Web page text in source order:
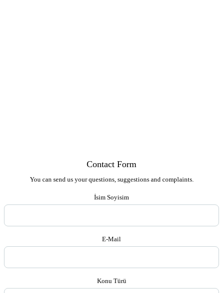
Contact Form
You can send us your questions, suggestions and complaints.
İsim Soyisim
E-Mail
Konu Türü